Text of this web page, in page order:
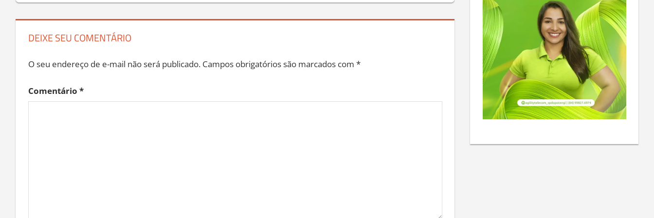
DEIXE SEU COMENTÁRIO
O seu endereço de e-mail não será publicado. Campos obrigatórios são marcados com *
Comentário *